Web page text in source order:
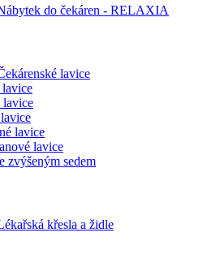
do čekáren - RELAXIA
lavice
lavice
lavice
lavice
lavice
zvýšeným sedem
křesla a židle